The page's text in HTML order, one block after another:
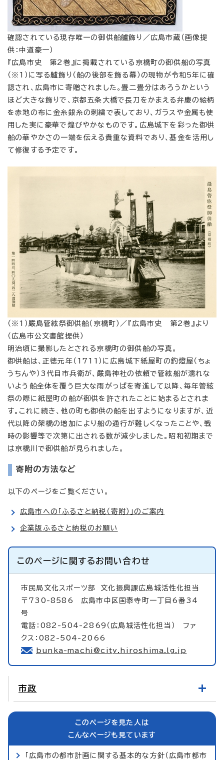
確認されている現存唯一の御供船艫飾り／広島市蔵（画像提
供：中道豪一）
『広島市史 第2巻』に掲載されている京橋町の御供船の写真
（※1）に写る艫飾り（船の後部を飾る幕）の現物が令和5年に確
認され、広島市に寄贈されました。畳二畳分はあろうかという
ほど大きな飾りで、京都五条大橋で長刀をかまえる弁慶の絵柄
を赤地の布に金糸銀糸の刺繍で表しており、ガラスや金属も使
用した実に豪華で煌びやかなものです。広島城下を彩った御供
船の華やかさの一端を伝える貴重な資料であり、基金を活用し
て修復する予定です。
（※1）嚴島管絃祭御供船（京橋町）／『広島市史 第2巻』より
（広島市公文書館提供）
明治頃に撮影したとされる京橋町の御供船の写真。
御供船は、正徳元年（1711）に広島城下紙屋町の釣燈屋（ちょ
うちんや）3代目市兵衛が、嚴島神社の依頼で管絃船が濡れな
いよう船全体を覆う巨大な雨がっぱを寄進して以降、毎年管絃
祭の際に紙屋町の船が御供を許されたことに始まるとされま
す。これに続き、他の町も御供の船を出すようになりますが、近
代以降の架橋の増加により船の通行が難しくなったことや、戦
時の影響等で次第に出される数が減少しました。昭和初期まで
は京橋川で御供船が見られました。
寄附の方法など
以下のページをご覧ください。
広島市への「ふるさと納税（寄附）」のご案内
企業版ふるさと納税のお願い
このページに関するお問い合わせ
市民局文化スポーツ部 文化振興課広島城活性化担当
〒730-8586 広島市中区国泰寺町一丁目6番34
号
電話：082-504-2869（広島城活性化担当） ファ
クス：082-504-2066
bunka-machi@city.hiroshima.lg.jp
市政
このページを見た人は
こんなページも見ています
「広島市の都市計画に関する基本的な方針（広島市都市